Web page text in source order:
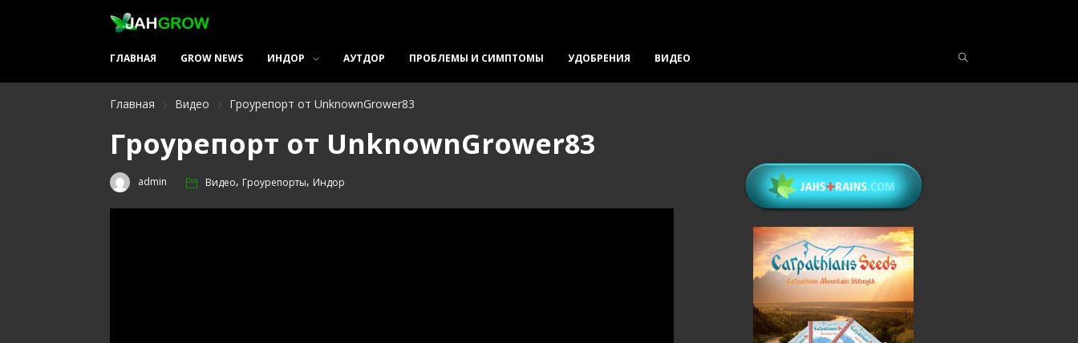
ГЛАВНАЯ GROW NEWS ИНДОР АУТДОР ПРОБЛЕМЫ И СИМПТОМЫ УДОБРЕНИЯ ВИДЕО
Главная Видео Гроурепорт от UnknownGrower83
Гроурепорт от UnknownGrower83
admin Видео, Гроурепорты, Индор